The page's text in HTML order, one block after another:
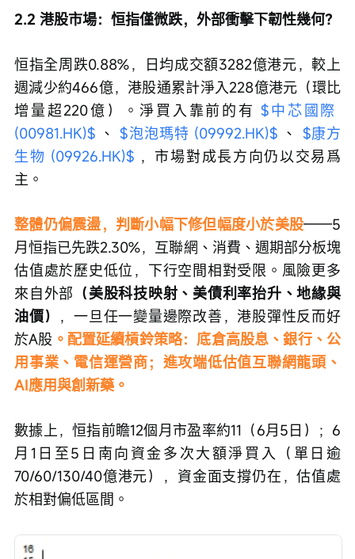
2.2 港股市場：恒指僅微跌，外部衝擊下韌性幾何？
恒指全周跌0.88%，日均成交額3282億港元，較上
週減少約466億，港股通累計淨入228億港元（環比
增量超220億）。淨買入靠前的有 $中芯國際
(00981.HK)$ 、 $泡泡瑪特 (09992.HK)$ 、 $康方
生物 (09926.HK)$ ，市場對成長方向仍以交易爲
主。
整體仍偏震盪，判斷小幅下修但幅度小於美股——5
月恒指已先跌2.30%，互聯網、消費、週期部分板塊
估值處於歷史低位，下行空間相對受限。風險更多
來自外部 （美股科技映射、美債利率抬升、地緣與
油價） ，一旦任一變量邊際改善，港股彈性反而好
於A股 。配置延續槓鈴策略：底倉高股息、銀行、公
用事業、電信運營商；進攻端低估值互聯網龍頭、
AI應用與創新藥。
數據上，恒指前瞻12個月市盈率約11（6月5日）；6
月1日至5日南向資金多次大額淨買入（單日逾
70/60/130/40億港元），資金面支撐仍在，估值處
於相對偏低區間。